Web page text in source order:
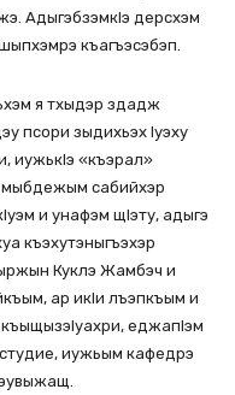
АдыгэбзэмкIэ дерсхэм
къагъэсэбэп.
я тхыдэр здадж
псори зыдихьэх Iуэху
иужькIэ «къэрал»
сабийхэр
и унафэм щIэту, адыгэ
къэхутэныгъэхэр
Куклэ Жамбэч и
ар икIи лъэпкъым и
къыщызэIуахри, еджапIэм
иужьым кафедрэ